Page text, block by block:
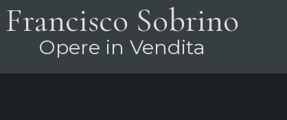
Francisco Sobrino
Opere in Vendita